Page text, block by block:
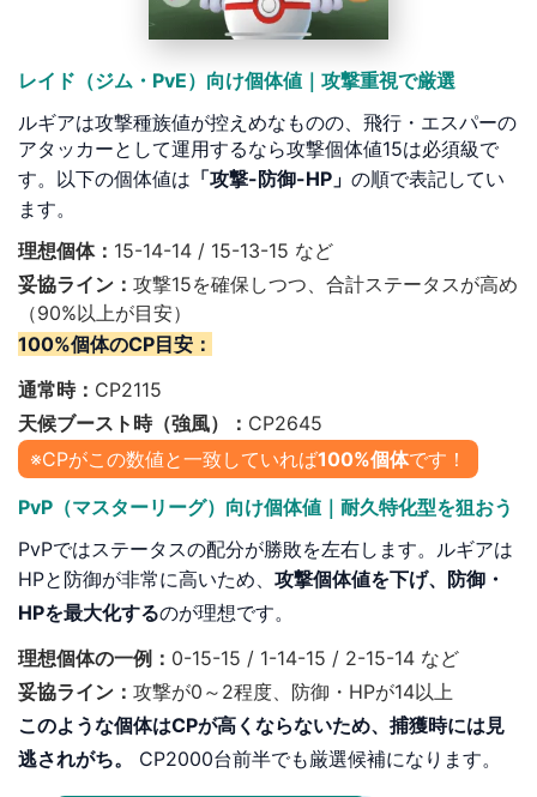
レイド（ジム・PvE）向け個体値｜攻撃重視で厳選
ルギアは攻撃種族値が控えめなものの、飛行・エスパーの
アタッカーとして運用するなら攻撃個体値15は必須級で
す。以下の個体値は 「攻撃-防御-HP」 の順で表記してい
ます。
理想個体： 15-14-14 / 15-13-15 など
妥協ライン： 攻撃15を確保しつつ、合計ステータスが高め
（90%以上が目安）
100%個体のCP目安：
通常時： CP2115
天候ブースト時（強風）： CP2645
※CPがこの数値と一致していれば100%個体です！
PvP（マスターリーグ）向け個体値｜耐久特化型を狙おう
PvPではステータスの配分が勝敗を左右します。ルギアは
HPと防御が非常に高いため、 攻撃個体値を下げ、防御・
HPを最大化するのが理想です。
理想個体の一例： 0-15-15 / 1-14-15 / 2-15-14 など
妥協ライン： 攻撃が0～2程度、防御・HPが14以上
このような個体はCPが高くならないため、捕獲時には見
逃されがち。
CP2000台前半でも厳選候補になります。